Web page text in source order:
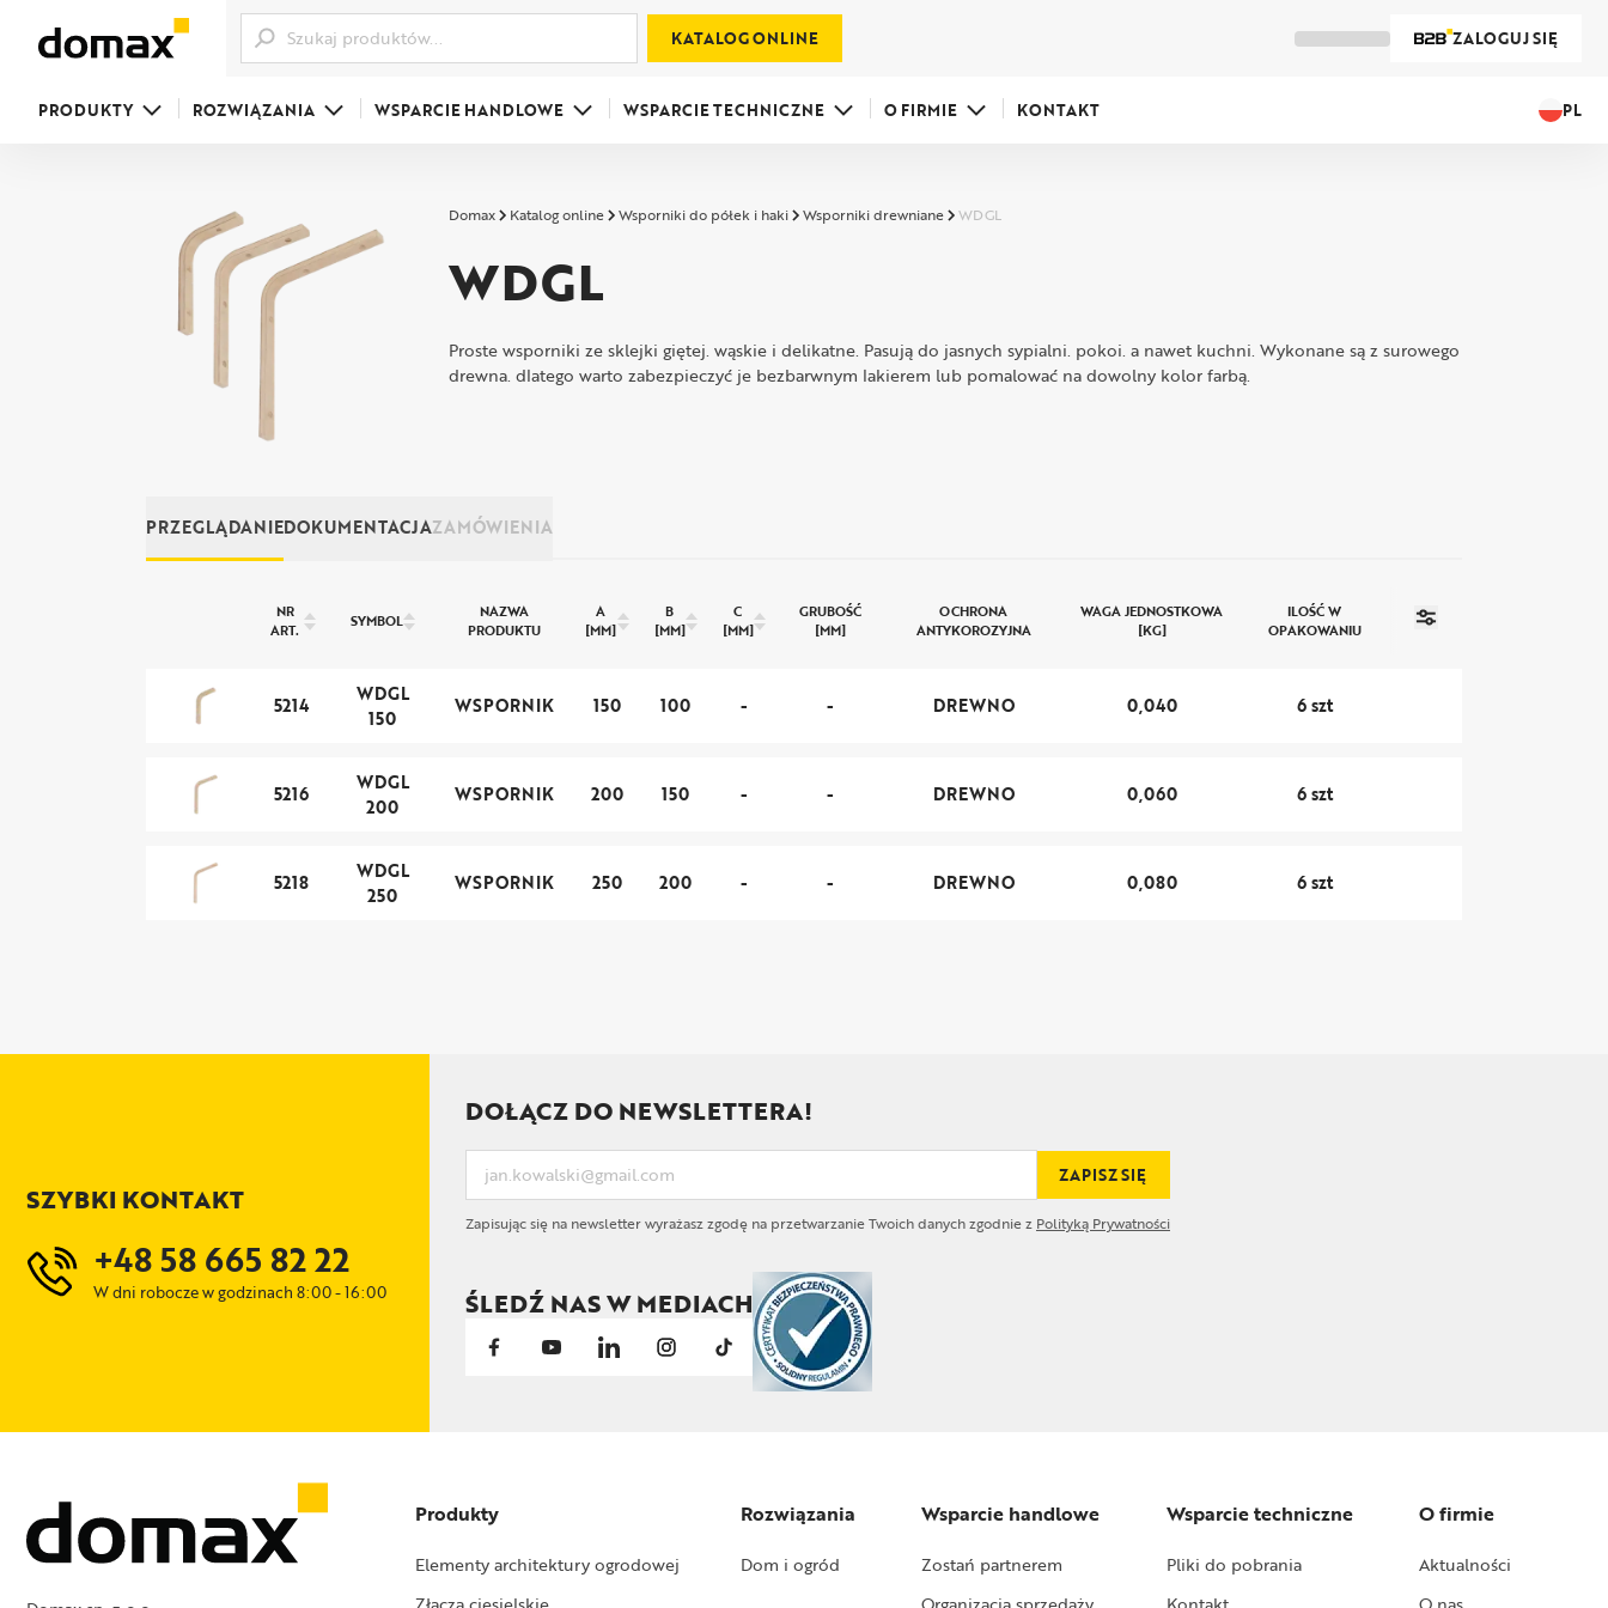
KATALOG ONLINE ZALOGUJ SIĘ
PRODUKTY ROZWIĄZANIA WSPARCIE HANDLOWE WSPARCIE TECHNICZNE O FIRMIE KONTAKT PL
Domax Katalog online Wsporniki do półek i haki Wsporniki drewniane WDGL
WDGL
Proste wsporniki ze sklejki giętej. wąskie i delikatne. Pasują do jasnych sypialni. pokoi. a nawet kuchni. Wykonane są z surowego
drewna. dlatego warto zabezpieczyć je bezbarwnym lakierem lub pomalować na dowolny kolor farbą.
PRZEGLĄDANIEDOKUMENTACJAZAMÓWIENIA
NR
ART.
SYMBOL
NAZWA
PRODUKTU
A
[MM]
B
[MM]
C
[MM]
GRUBOŚĆ
[MM]
OCHRONA
ANTYKOROZYJNA
WAGA JEDNOSTKOWA
[KG]
ILOŚĆ W
OPAKOWANIU
5214
WDGL
150
WSPORNIK 150 100 - - DREWNO 0,040 6 szt
5216
WDGL
200
WSPORNIK 200 150 - - DREWNO 0,060 6 szt
5218
WDGL
250
WSPORNIK 250 200 - - DREWNO 0,080 6 szt
SZYBKI KONTAKT
+48 58 665 82 22
W dni robocze w godzinach 8:00 - 16:00
DOŁĄCZ DO NEWSLETTERA!
ZAPISZ SIĘ
Zapisując się na newsletter wyrażasz zgodę na przetwarzanie Twoich danych zgodnie z Polityką Prywatności
ŚLEDŹ NAS W MEDIACH
Produkty
Elementy architektury ogrodowej
Rozwiązania
Dom i ogród
Wsparcie handlowe
Zostań partnerem
Wsparcie techniczne
Pliki do pobrania
O firmie
Aktualności